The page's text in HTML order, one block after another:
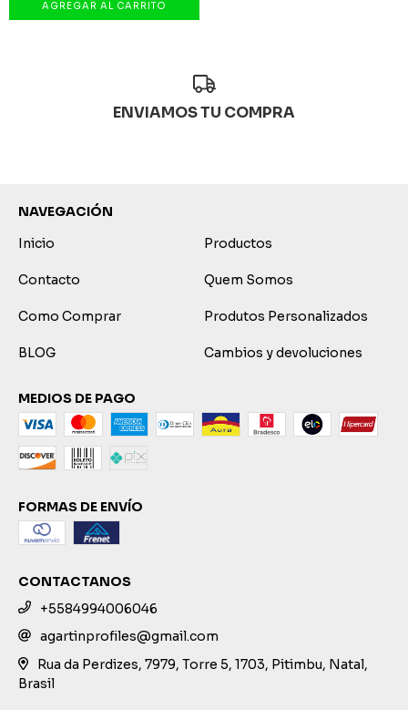
ENVIAMOS TU COMPRA
NAVEGACIÓN
Inicio
Productos
Contacto Quem Somos
Como Comprar Produtos Personalizados
BLOG Cambios y devoluciones
MEDIOS DE PAGO
FORMAS DE ENVÍO
CONTACTANOS
+5584994006046
agartinprofiles@gmail.com
Rua da Perdizes, 7979, Torre 5, 1703, Pitimbu, Natal,
Brasil